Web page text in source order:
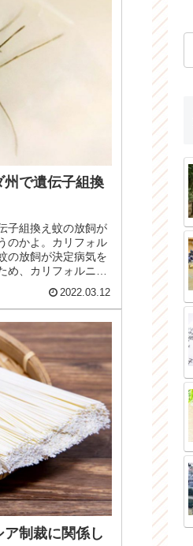
州で遺伝子組換
子組換え蚊の放飼が
のかよ。カリフォル
の放飼が決定病気を
、カリフォルニア
2022.03.12
制裁に関係し